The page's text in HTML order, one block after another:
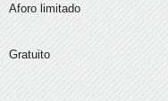
Aforo limitado
Gratuito